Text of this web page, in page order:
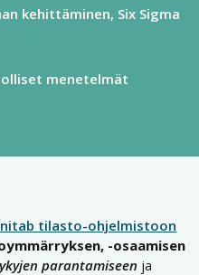
kehittäminen Six Sigma
menetelmät
tilasto-ohjelmistoon
-osaamisen
parantamiseen ja